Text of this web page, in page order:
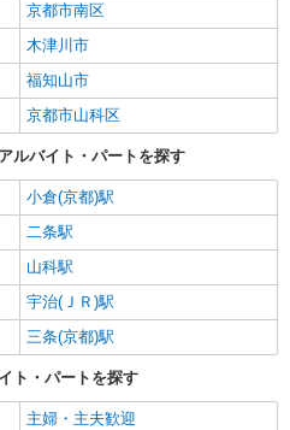
京都市南区
木津川市
福知山市
京都市山科区
ルバイト・パートを探す
小倉(京都)駅
二条駅
山科駅
宇治(ＪＲ)駅
三条(京都)駅
ト・パートを探す
主婦・主夫歓迎